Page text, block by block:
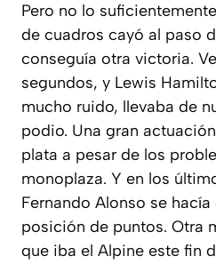
Pero no lo
de cuadros cayó al paso
conseguía otra victoria.
segundos, y Lewis
mucho ruido, llevaba de
podio. Una gran
plata a pesar de los
monoplaza. Y en los
Fernando Alonso se
posición de puntos. Otra
que iba el Alpine este fin